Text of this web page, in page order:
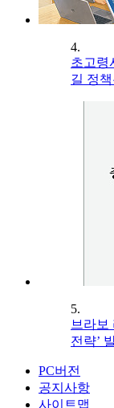
4.
초고령
길 정
5.
브라보
전략’
PC버전
공지사항
사이트맵